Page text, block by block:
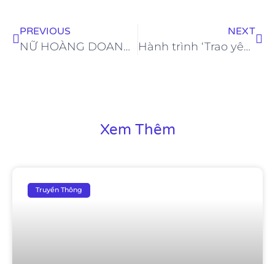
PREVIOUS
NỮ HOÀNG DOANH NHÂN GIANG LEE – CÙNG DÀN KHÁCH MỜI ĐẲNG CẤP TRONG BUỔI TIỆC SINH NHẬT
NEXT
Hành trình ‘Trao yêu thương’ của Miss Heritage Petite Viet Nam 2025 Nguyễn Thị Thanh Hằng
Xem Thêm
Truyền Thông